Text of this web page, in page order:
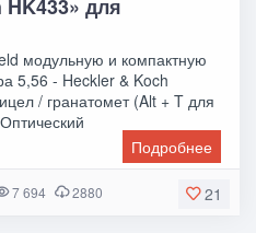
для
модульную и компактную
5,56 - Heckler & Koch
/ гранатомет (Alt + T для
Подробнее
21
7 694 2880